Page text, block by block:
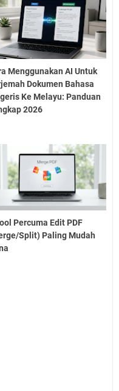
Menggunakan AI Untuk
Dokumen Bahasa
Ke Melayu: Panduan
2026
Percuma Edit PDF
Split) Paling Mudah